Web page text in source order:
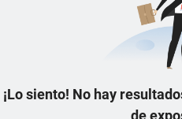
¡Lo siento! No hay
de